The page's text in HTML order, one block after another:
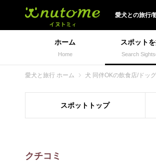
愛犬との旅行/
ホーム
Home
スポット
Search
愛犬と旅行 ホーム 犬 同伴OKの飲食店/ドッ
スポット トップ
クチコミ